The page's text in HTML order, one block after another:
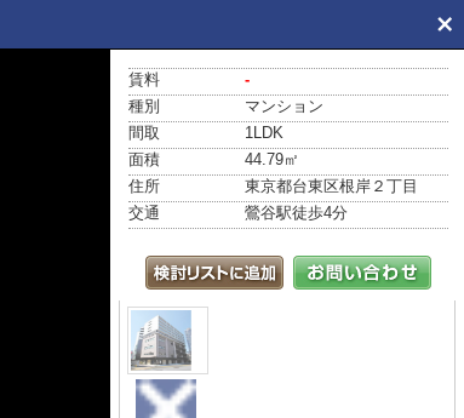
賃料
-
種別
マンション
間取
1LDK
面積
44.79㎡
住所
東京都台東区根岸２丁目
交通
鶯谷駅徒歩4分
外観